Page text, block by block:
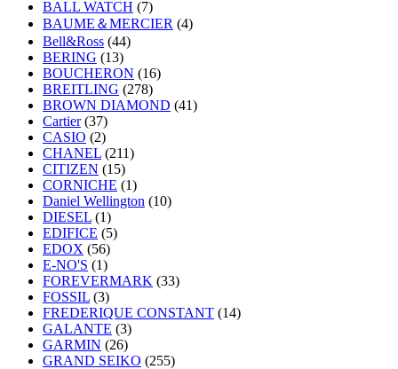
BALL WATCH (7)
BAUME＆MERCIER (4)
Bell&Ross (44)
BERING (13)
BOUCHERON (16)
BREITLING (278)
BROWN DIAMOND (41)
Cartier(37)
CASIO (2)
CHANEL (211)
CITIZEN (15)
CORNICHE (1)
Daniel Wellington (10)
DIESEL (1)
EDIFICE (5)
EDOX (56)
E-NO'S (1)
FOREVERMARK (33)
FOSSIL (3)
FREDERIQUE CONSTANT (14)
GALANTE (3)
GARMIN (26)
GRAND SEIKO (255)